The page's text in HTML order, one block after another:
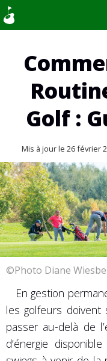
Golf :
Mis à jour le 26 février
©Photo Diane
En gestion
les golfeurs doivent
passer au-delà de
d’énergie